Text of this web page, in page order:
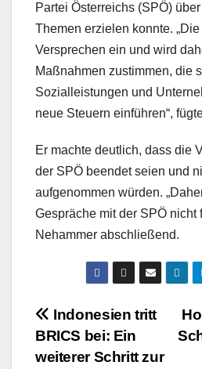
Partei Österreichs (SPÖ)
Themen erzielen konnte.
Versprechen ein und wird
Maßnahmen zustimmen, die
Sozialleistungen und
neue Steuern einführen“,
Er machte deutlich, dass die
der SPÖ beendet seien und
aufgenommen würden.
Gespräche mit der SPÖ nicht
Nehammer abschließend.
Indonesien tritt
BRICS bei: Ein
weiterer Schritt zur